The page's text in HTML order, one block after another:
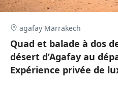
agafay Marrakech
Quad et balade à dos
désert d’Agafay au
Expérience privée de